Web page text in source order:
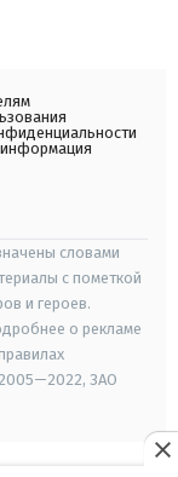
информация
словами
с пометкой
и героев.
о рекламе
ЗАО